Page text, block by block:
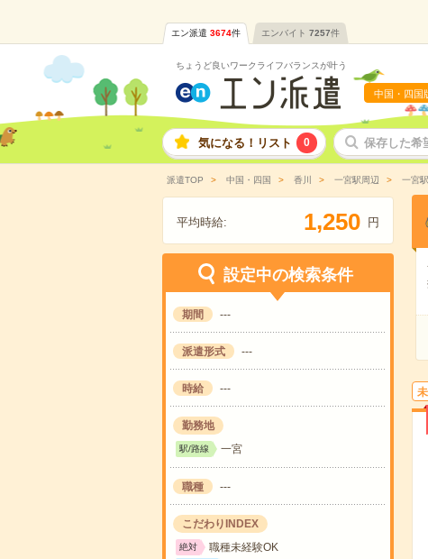
エン派遣 3674件 エンバイト 7257件
ちょうど良いワークライフバランスが叶う
中国・四国
気になる！リスト 0 保存した希
派遣TOP 中国・四国 香川 一宮駅周辺 一宮
平均時給: 1,250 円
設定中の検索条件
期間 ---
派遣形式 ---
時給 ---
勤務地
駅/路線 一宮
職種 ---
こだわりINDEX
絶対 職種未経験OK